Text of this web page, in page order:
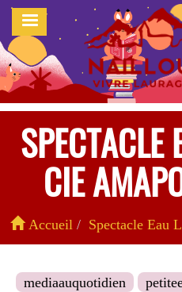
Aller
contenu
principal
MENU
CIE
Accueil Spectacle Eau
mediaauquotidien